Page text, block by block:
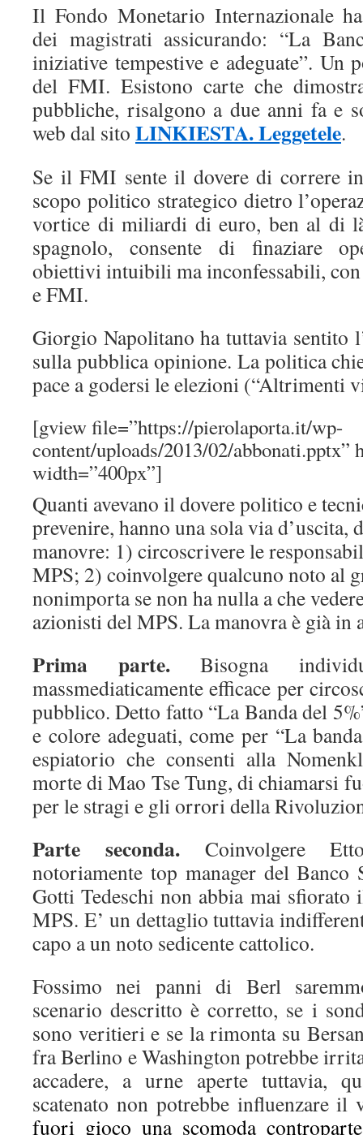
Il Fondo Monetario Internazionale
dei magistrati assicurando: “La
iniziative tempestive e adeguate”. Un
del FMI. Esistono carte che
pubbliche, risalgono a due anni fa e
web dal sito LINKIESTA. Leggetele.
Se il FMI sente il dovere di correre
scopo politico strategico dietro
vortice di miliardi di euro, ben al di
spagnolo, consente di finaziare
obiettivi intuibili ma inconfessabili,
e FMI.
Giorgio Napolitano ha tuttavia sentito
sulla pubblica opinione. La politica
pace a godersi le elezioni (“Altrimenti
[gview file=”https://pierolaporta.it/wp-
content/uploads/2013/02/abbonati.pptx”
width=”400px”]
Quanti avevano il dovere politico e
prevenire, hanno una sola via d’uscita,
manovre: 1) circoscrivere le
MPS; 2) coinvolgere qualcuno noto al
nonimporta se non ha nulla a che
azionisti del MPS. La manovra è già in
Prima parte.Bisogna
massmediaticamente efficace per
pubblico. Detto fatto “La Banda del
e colore adeguati, come per “La
espiatorio che consenti alla
morte di Mao Tse Tung, di chiamarsi
per le stragi e gli orrori della
Parte seconda.Coinvolgere
notoriamente top manager del Banco
Gotti Tedeschi non abbia mai sfiorato
MPS. E’ un dettaglio tuttavia
capo a un noto sedicente cattolico.
Fossimo nei panni di Berl
scenario descritto è corretto, se i
sono veritieri e se la rimonta su
fra Berlino e Washington potrebbe
accadere, a urne aperte tuttavia,
scatenato non potrebbe influenzare
fuori gioco una scomoda